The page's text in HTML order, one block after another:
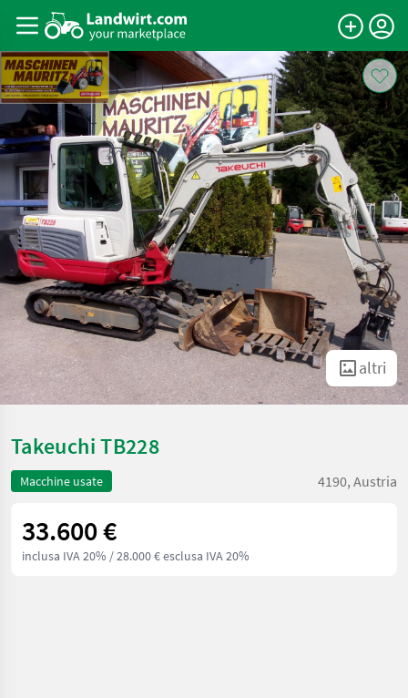
altri
Takeuchi TB228
Macchine usate 4190, Austria
33.600 €
inclusa IVA 20% / 28.000 € esclusa IVA 20%